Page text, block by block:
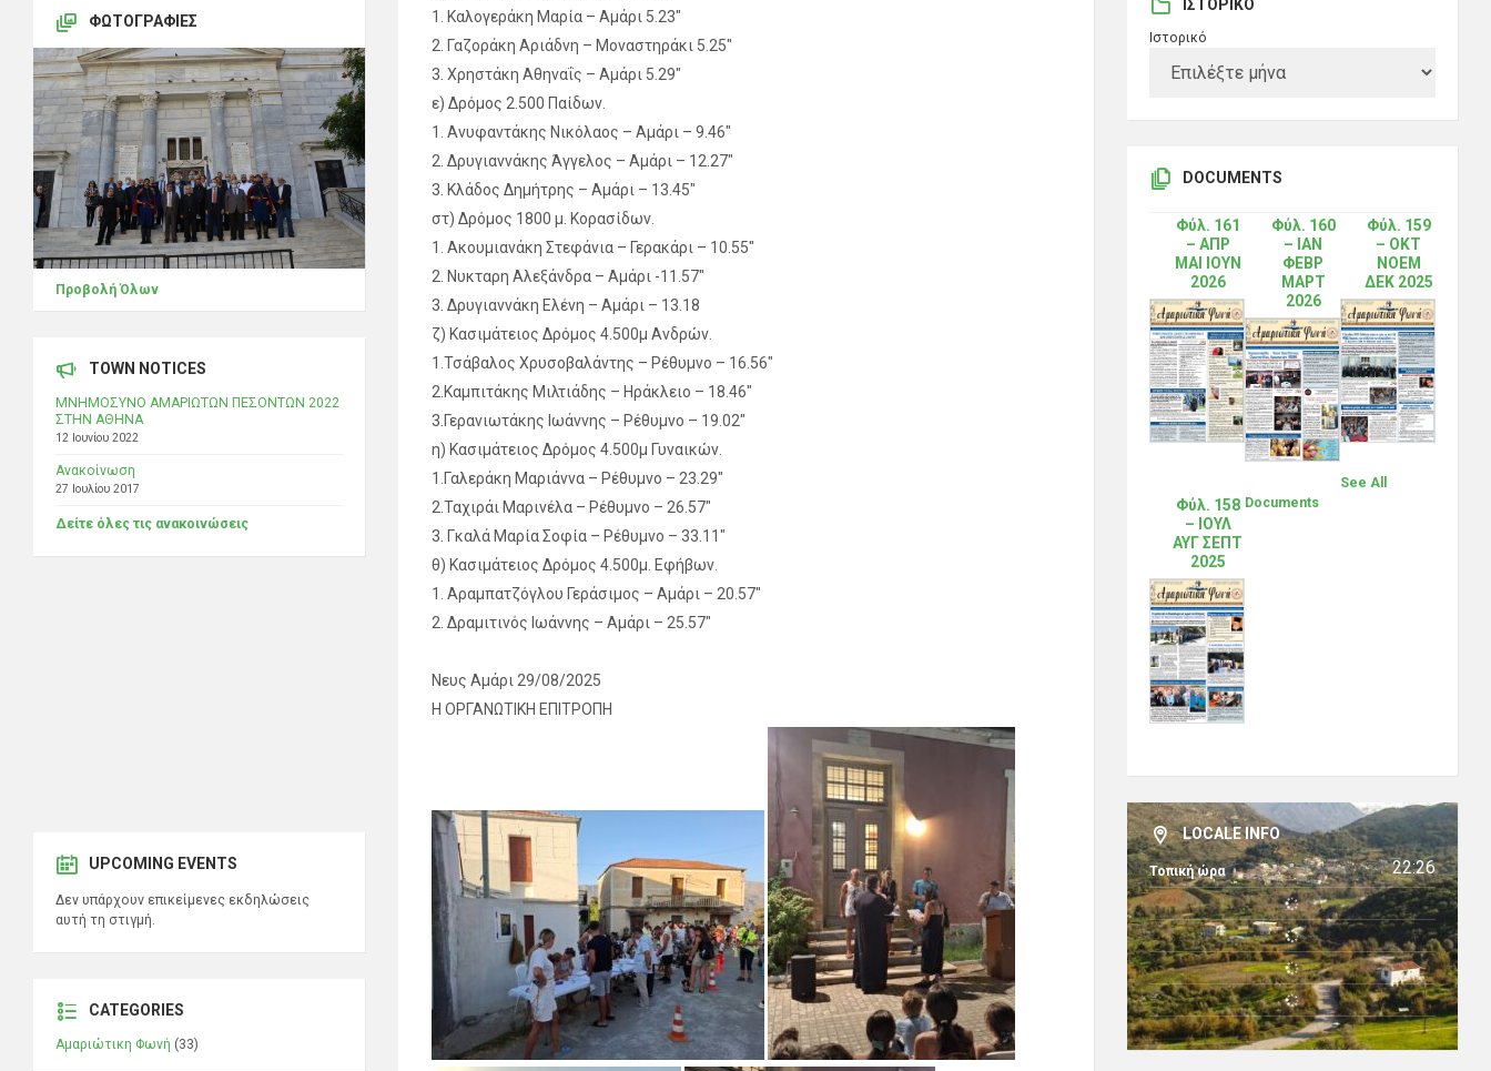
1. Καλογεράκη Μαρία – Αμάρι 5.23″
2. Γαζοράκη Αριάδνη – Μοναστηράκι 5.25″
3. Χρηστάκη Αθηναΐς – Αμάρι 5.29″
ε) Δρόμος 2.500 Παίδων.
1. Ανυφαντάκης Νικόλαος – Αμάρι – 9.46″
2. Δρυγιαννάκης Άγγελος – Αμάρι – 12.27″
3. Κλάδος Δημήτρης – Αμάρι – 13.45″
στ) Δρόμος 1800 μ. Κορασίδων.
1. Ακουμιανάκη Στεφάνια – Γερακάρι – 10.55″
2. Νυκταρη Αλεξάνδρα – Αμάρι -11.57″
3. Δρυγιαννάκη Ελένη – Αμάρι – 13.18
ζ) Κασιμάτειος Δρόμος 4.500μ Ανδρών.
1.Τσάβαλος Χρυσοβαλάντης – Ρέθυμνο – 16.56″
2.Καμπιτάκης Μιλτιάδης – Ηράκλειο – 18.46″
3.Γερανιωτάκης Ιωάννης – Ρέθυμνο – 19.02″
η) Κασιμάτειος Δρόμος 4.500μ Γυναικών.
1.Γαλεράκη Μαριάννα – Ρέθυμνο – 23.29″
2.Ταχιράι Μαρινέλα – Ρέθυμνο – 26.57″
3. Γκαλά Μαρία Σοφία – Ρέθυμνο – 33.11″
θ) Κασιμάτειος Δρόμος 4.500μ. Εφήβων.
1. Αραμπατζόγλου Γεράσιμος – Αμάρι – 20.57″
2. Δραμιτινός Ιωάννης – Αμάρι – 25.57″
Νευς Αμάρι 29/08/2025
Η ΟΡΓΑΝΩΤΙΚΗ ΕΠΙΤΡΟΠΗ
ΦΩΤΟΓΡΑΦΊΕΣ
Προβολή Όλων
TOWN NOTICES
ΜΝΗΜΟΣΥΝΟ ΑΜΑΡΙΩΤΩΝ ΠΕΣΟΝΤΩΝ 2022
ΣΤΗΝ ΑΘΗΝΑ
12 Ιουνίου 2022
Ανακοίνωση
27 Ιουλίου 2017
Δείτε όλες τις ανακοινώσεις
UPCOMING EVENTS
Δεν υπάρχουν επικείμενες εκδηλώσεις
αυτή τη στιγμή.
CATEGORIES
Αμαριώτικη Φωνή (33)
ΙΣΤΟΡΙΚΌ
Ιστορικό
DOCUMENTS
Φύλ. 161
– ΑΠΡ
ΜΑΙ ΙΟΥΝ
2026
Φύλ. 160
– ΙΑΝ
ΦΕΒΡ
ΜΑΡΤ
2026
Φύλ. 159
– ΟΚΤ
ΝΟΕΜ
ΔΕΚ 2025
Φύλ. 158
– ΙΟΥΛ
ΑΥΓ ΣΕΠΤ
2025
See All
Documents
LOCALE INFO
Τοπική ώρα 22:26